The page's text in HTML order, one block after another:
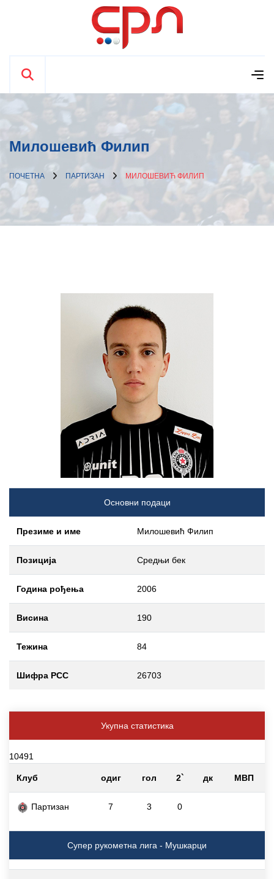
Милошевић Филип
ПОЧЕТНА ПАРТИЗАН МИЛОШЕВИЋ ФИЛИП
Основни подаци
Презиме и име Милошевић Филип
Позиција Средњи бек
Година рођења 2006
Висина 190
Тежина 84
Шифра РСС 26703
Укупна статистика
10491
Клуб одиг гол 2` дк МВП
Партизан 7 3 0
Супер рукометна лига - Мушкарци